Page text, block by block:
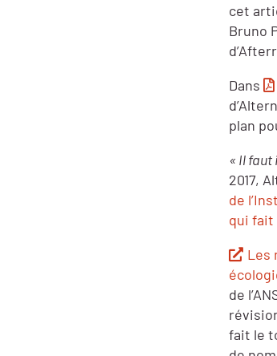
cet
Bruno
Dans
plan
« Il faut
2017,
de
qui fait
Les
de
fait le